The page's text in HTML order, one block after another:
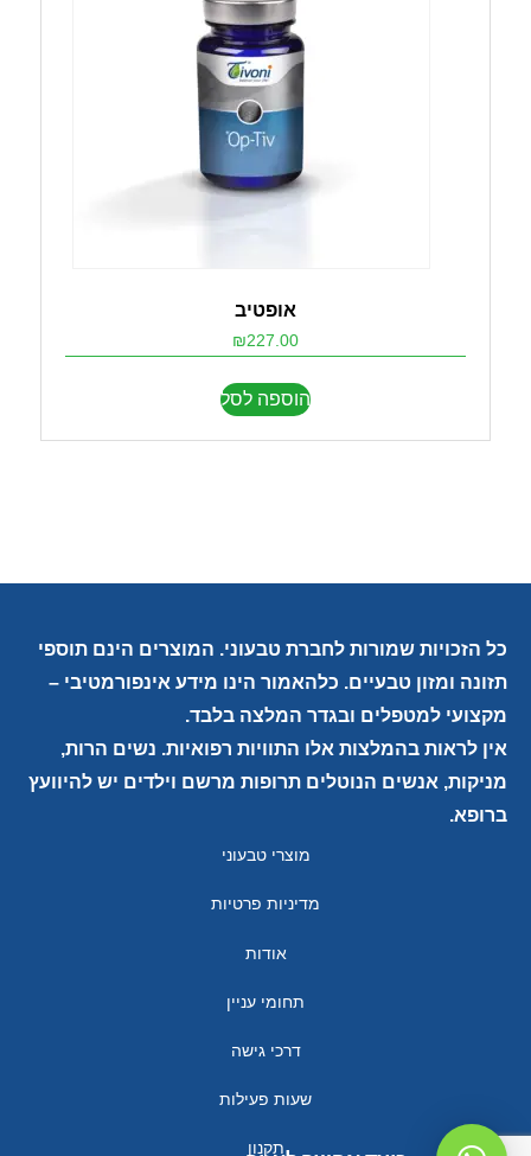
אופטיב
₪227.00
הוספה לסל
כל הזכויות שמורות לחברת טבעוני. המוצרים הינם תוספי
תזונה ומזון טבעיים. כלהאמור הינו מידע אינפורמטיבי –
מקצועי למטפלים ובגדר המלצה בלבד.
אין לראות בהמלצות אלו התוויות רפואיות. נשים הרות,
מניקות, אנשים הנוטלים תרופות מרשם וילדים יש להיוועץ
ברופא.
מוצרי טבעוני
מדיניות פרטיות
אודות
תחומי עניין
דרכי גישה
שעות פעילות
תקנון